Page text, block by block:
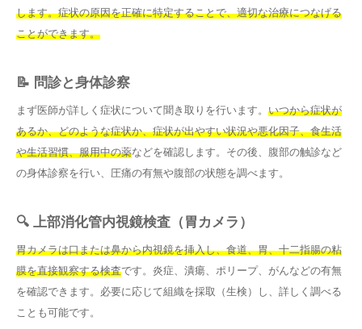
します。症状の原因を正確に特定することで、適切な治療につなげる
ことができます。
📝 問診と身体診察
まず医師が詳しく症状について聞き取りを行います。 いつから症状が
あるか、どのような症状か、症状が出やすい状況や悪化因子、食生活
や生活習慣、服用中の薬などを確認します。その後、腹部の触診など
の身体診察を行い、圧痛の有無や腹部の状態を調べます。
🔍 上部消化管内視鏡検査（胃カメラ）
胃カメラは口または鼻から内視鏡を挿入し、食道、胃、十二指腸の粘
膜を直接観察する検査です。炎症、潰瘍、ポリープ、がんなどの有無
を確認できます。必要に応じて組織を採取（生検）し、詳しく調べる
ことも可能です。